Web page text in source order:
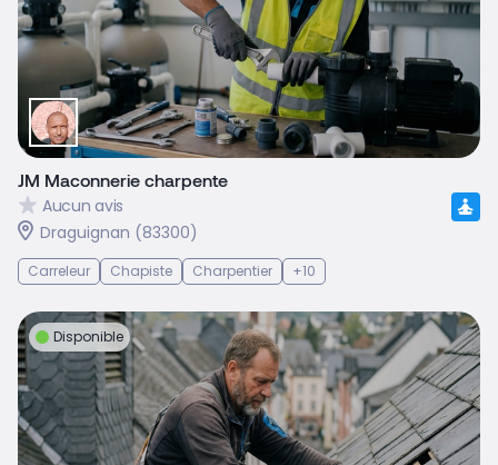
JM Maconnerie charpente
Aucun avis
Draguignan (83300)
Carreleur Chapiste Charpentier +10
Disponible